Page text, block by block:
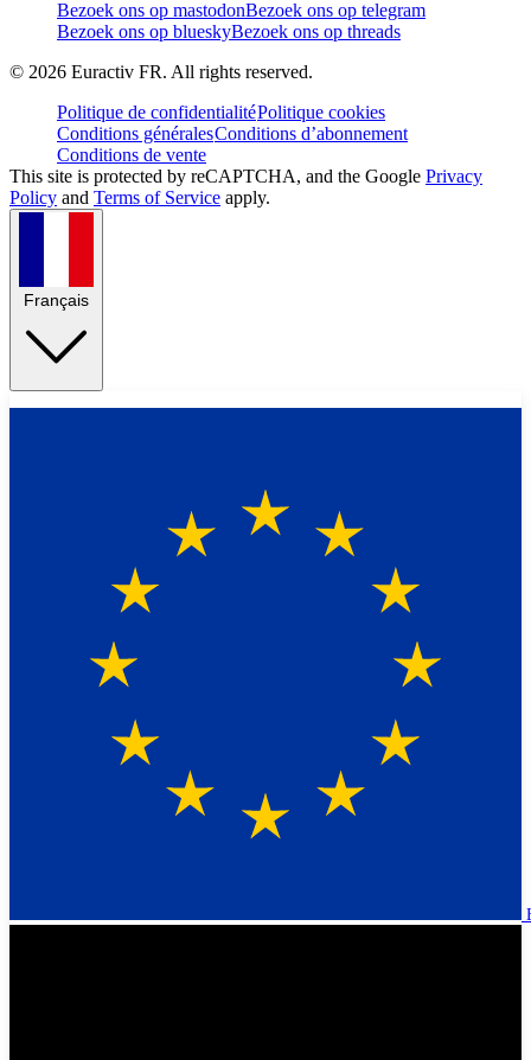
Bezoek ons op mastodonBezoek ons op telegram
Bezoek ons op blueskyBezoek ons op threads
© 2026 Euractiv FR. All rights reserved.
Politique de confidentialitéPolitique cookies
Conditions généralesConditions d’abonnement
Conditions de vente
This site is protected by reCAPTCHA, and the Google Privacy
Policy and Terms of Service apply.
Français